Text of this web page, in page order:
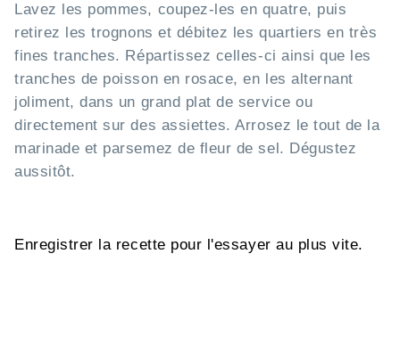
Lavez les pommes, coupez-les en quatre, puis
retirez les trognons et débitez les quartiers en très
fines tranches. Répartissez celles-ci ainsi que les
tranches de poisson en rosace, en les alternant
joliment, dans un grand plat de service ou
directement sur des assiettes. Arrosez le tout de la
marinade et parsemez de fleur de sel. Dégustez
aussitôt.
Enregistrer la recette pour l'essayer au plus vite.